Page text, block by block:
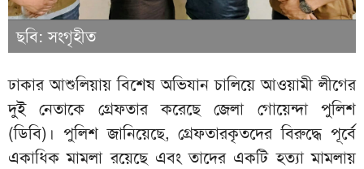
ছবি: সংগৃহীত
ঢাকার আশুলিয়ায় বিশেষ অভিযান চালিয়ে আওয়ামী লীগের
দুই নেতাকে গ্রেফতার করেছে জেলা গোয়েন্দা পুলিশ
(ডিবি)। পুলিশ জানিয়েছে, গ্রেফতারকৃতদের বিরুদ্ধে পূর্বে
একাধিক মামলা রয়েছে এবং তাদের একটি হত্যা মামলায়